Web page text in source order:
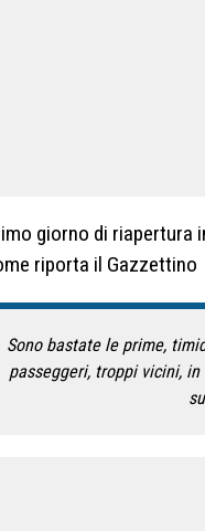
giorno di riapertura
riporta il Gazzettino
Sono bastate le prime,
passeggeri, troppi vicini,